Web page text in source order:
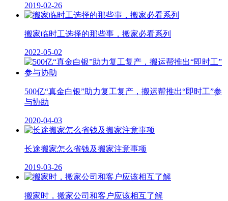
2019-02-26
搬家临时工选择的那些事，搬家必看系列
2022-05-02
500亿“真金白银”助力复工复产，搬运帮推出“即时工”参
与协助
2020-04-03
长途搬家怎么省钱及搬家注意事项
2019-03-26
搬家时，搬家公司和客户应该相互了解